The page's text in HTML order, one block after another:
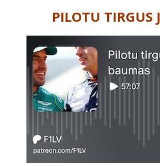
PILOTU TIRGUS